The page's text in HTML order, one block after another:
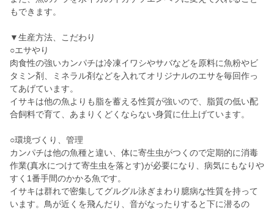
もできます。
▼生産方法、こだわり
○エサやり
肉食性の強いカンパチは冷凍イワシやサバなどを原料に魚粉やビ
タミン剤、ミネラル剤などを入れてオリジナルのエサを毎回作っ
てあげています。
イサキは他の魚よりも脂を蓄える性質が強いので、脂質の低い配
合飼料で育て、あまりくどくならない身質に仕上げています。
○環境づくり、管理
カンパチは他の魚種と違い、体に寄生虫がつくので定期的に消毒
作業(真水につけて寄生虫を落とす)が必要になり、病気にもなりや
すく1番手間のかかる魚です。
イサキは群れで密集してグルグル泳ぎまわり臆病な性質を持って
います。鳥が近くを飛んだり、音がなったりすると下に潜るの